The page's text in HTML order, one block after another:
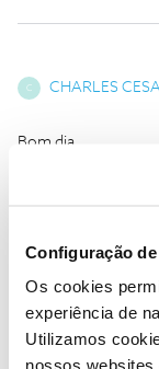
Configuração
Os cookies
experiência de
Utilizamos
nossos
C CHARLES
Bom dia.